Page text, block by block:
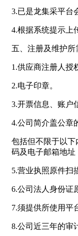
3.已是龙集采平台
4.根据系统提示上
五、注册及维护所
1.供应商注册人授
2.电子印章。
3.开票信息、账户
4.公司简介盖公章
包括但不限于以
码及电子邮箱地址
5.营业执照原件扫
6.公司法人身份证
7.须提供所使用平
8.公司近三年的审